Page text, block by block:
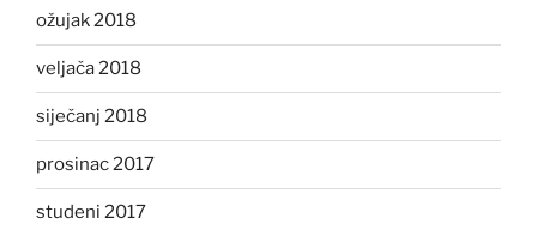
ožujak 2018
veljača 2018
siječanj 2018
prosinac 2017
studeni 2017